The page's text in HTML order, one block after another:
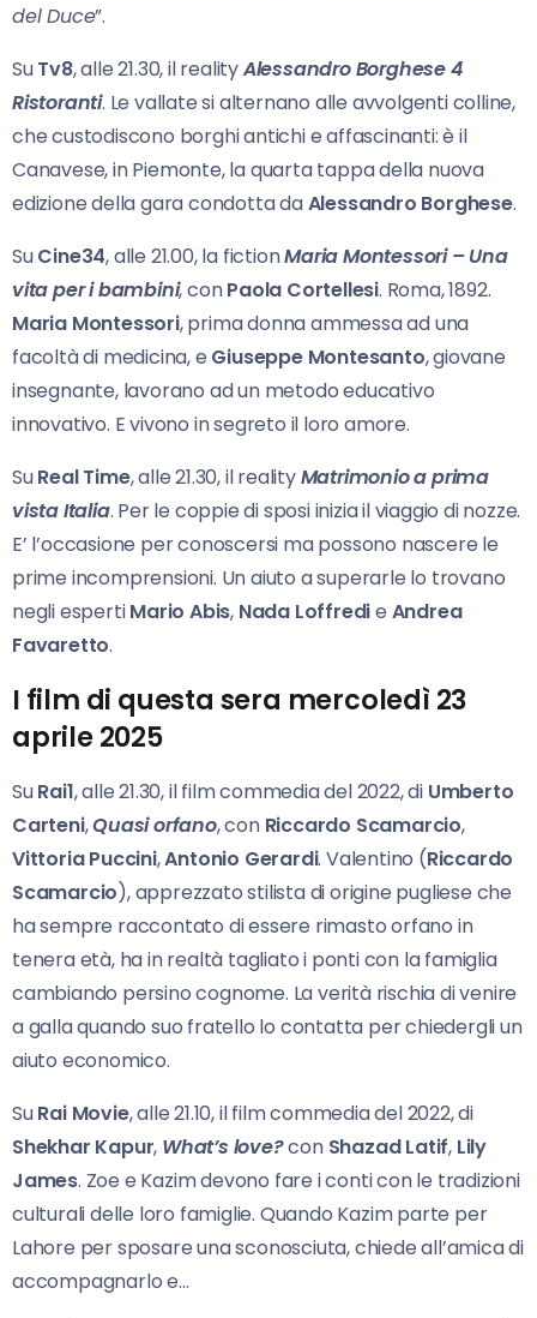
del Duce”.
SuTv8, alle 21.30, il realityAlessandro Borghese 4
Ristoranti. Le vallate si alternano alle avvolgenti colline,
che custodiscono borghi antichi e affascinanti: è il
Canavese, in Piemonte, la quarta tappa della nuova
edizione della gara condotta daAlessandro Borghese.
SuCine34, alle 21.00, la fictionMaria Montessori – Una
vita per i bambini, conPaola Cortellesi. Roma, 1892.
Maria Montessori, prima donna ammessa ad una
facoltà di medicina, e Giuseppe Montesanto, giovane
insegnante, lavorano ad un metodo educativo
innovativo. E vivono in segreto il loro amore.
SuReal Time, alle 21.30, il realityMatrimonio a prima
vista Italia. Per le coppie di sposi inizia il viaggio di nozze.
E’ l’occasione per conoscersi ma possono nascere le
prime incomprensioni. Un aiuto a superarle lo trovano
negli espertiMario Abis, Nada Loffredie Andrea
Favaretto.
I film di questa sera mercoledì 23
aprile 2025
SuRai1, alle 21.30, il film commedia del 2022, di Umberto
Carteni,Quasi orfano, con Riccardo Scamarcio,
Vittoria Puccini,Antonio Gerardi. Valentino (Riccardo
Scamarcio), apprezzato stilista di origine pugliese che
ha sempre raccontato di essere rimasto orfano in
tenera età, ha in realtà tagliato i ponti con la famiglia
cambiando persino cognome. La verità rischia di venire
a galla quando suo fratello lo contatta per chiedergli un
aiuto economico.
SuRai Movie, alle 21.10, il film commedia del 2022, di
Shekhar Kapur, What’s love?con Shazad Latif, Lily
James. Zoe e Kazim devono fare i conti con le tradizioni
culturali delle loro famiglie. Quando Kazim parte per
Lahore per sposare una sconosciuta, chiede all’amica di
accompagnarlo e…